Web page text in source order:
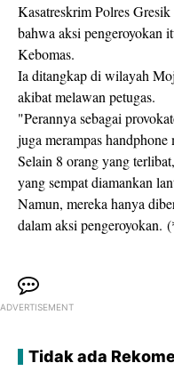
Kasatreskrim Polres
bahwa aksi pengeroyokan
Kebomas.
Ia ditangkap di wilayah
akibat melawan petugas.
"Perannya sebagai
juga merampas
Selain 8 orang yang
yang sempat diamankan
Namun, mereka hanya
dalam aksi pengeroyokan.
ADVERTISEMENT
Tidak ada